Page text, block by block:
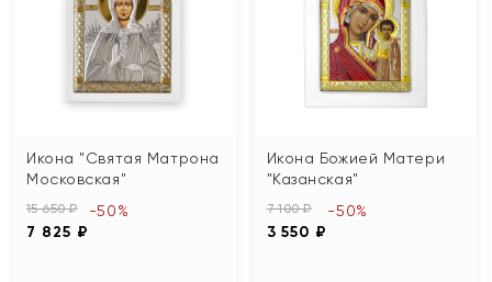
Икона "Святая Матрона
Московская"
15 650 ₽
7 825 ₽
-50%
Икона Божией Матери
"Казанская"
7 100 ₽
3 550 ₽
-50%